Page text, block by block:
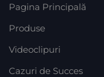
Pagina Principală
Produse
Videoclipuri
Cazuri de Succes